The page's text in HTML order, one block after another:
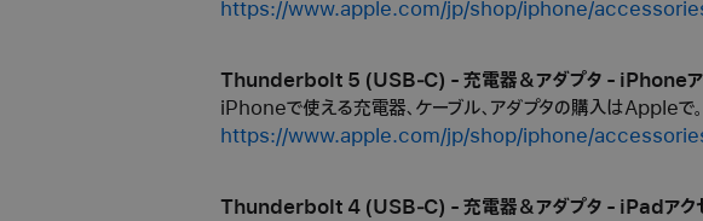
https://www.apple.com/jp/shop/iphone/
Thunderbolt 5 (USB‑C) - 充電器＆アダプタ - iPhoneア
iPhoneで使える充電器、ケーブル、アダプタの購入はAppleで
https://www.apple.com/jp/shop/iphone/
Thunderbolt 4 (USB‑C) - 充電器＆アダプタ - iPadアクセ